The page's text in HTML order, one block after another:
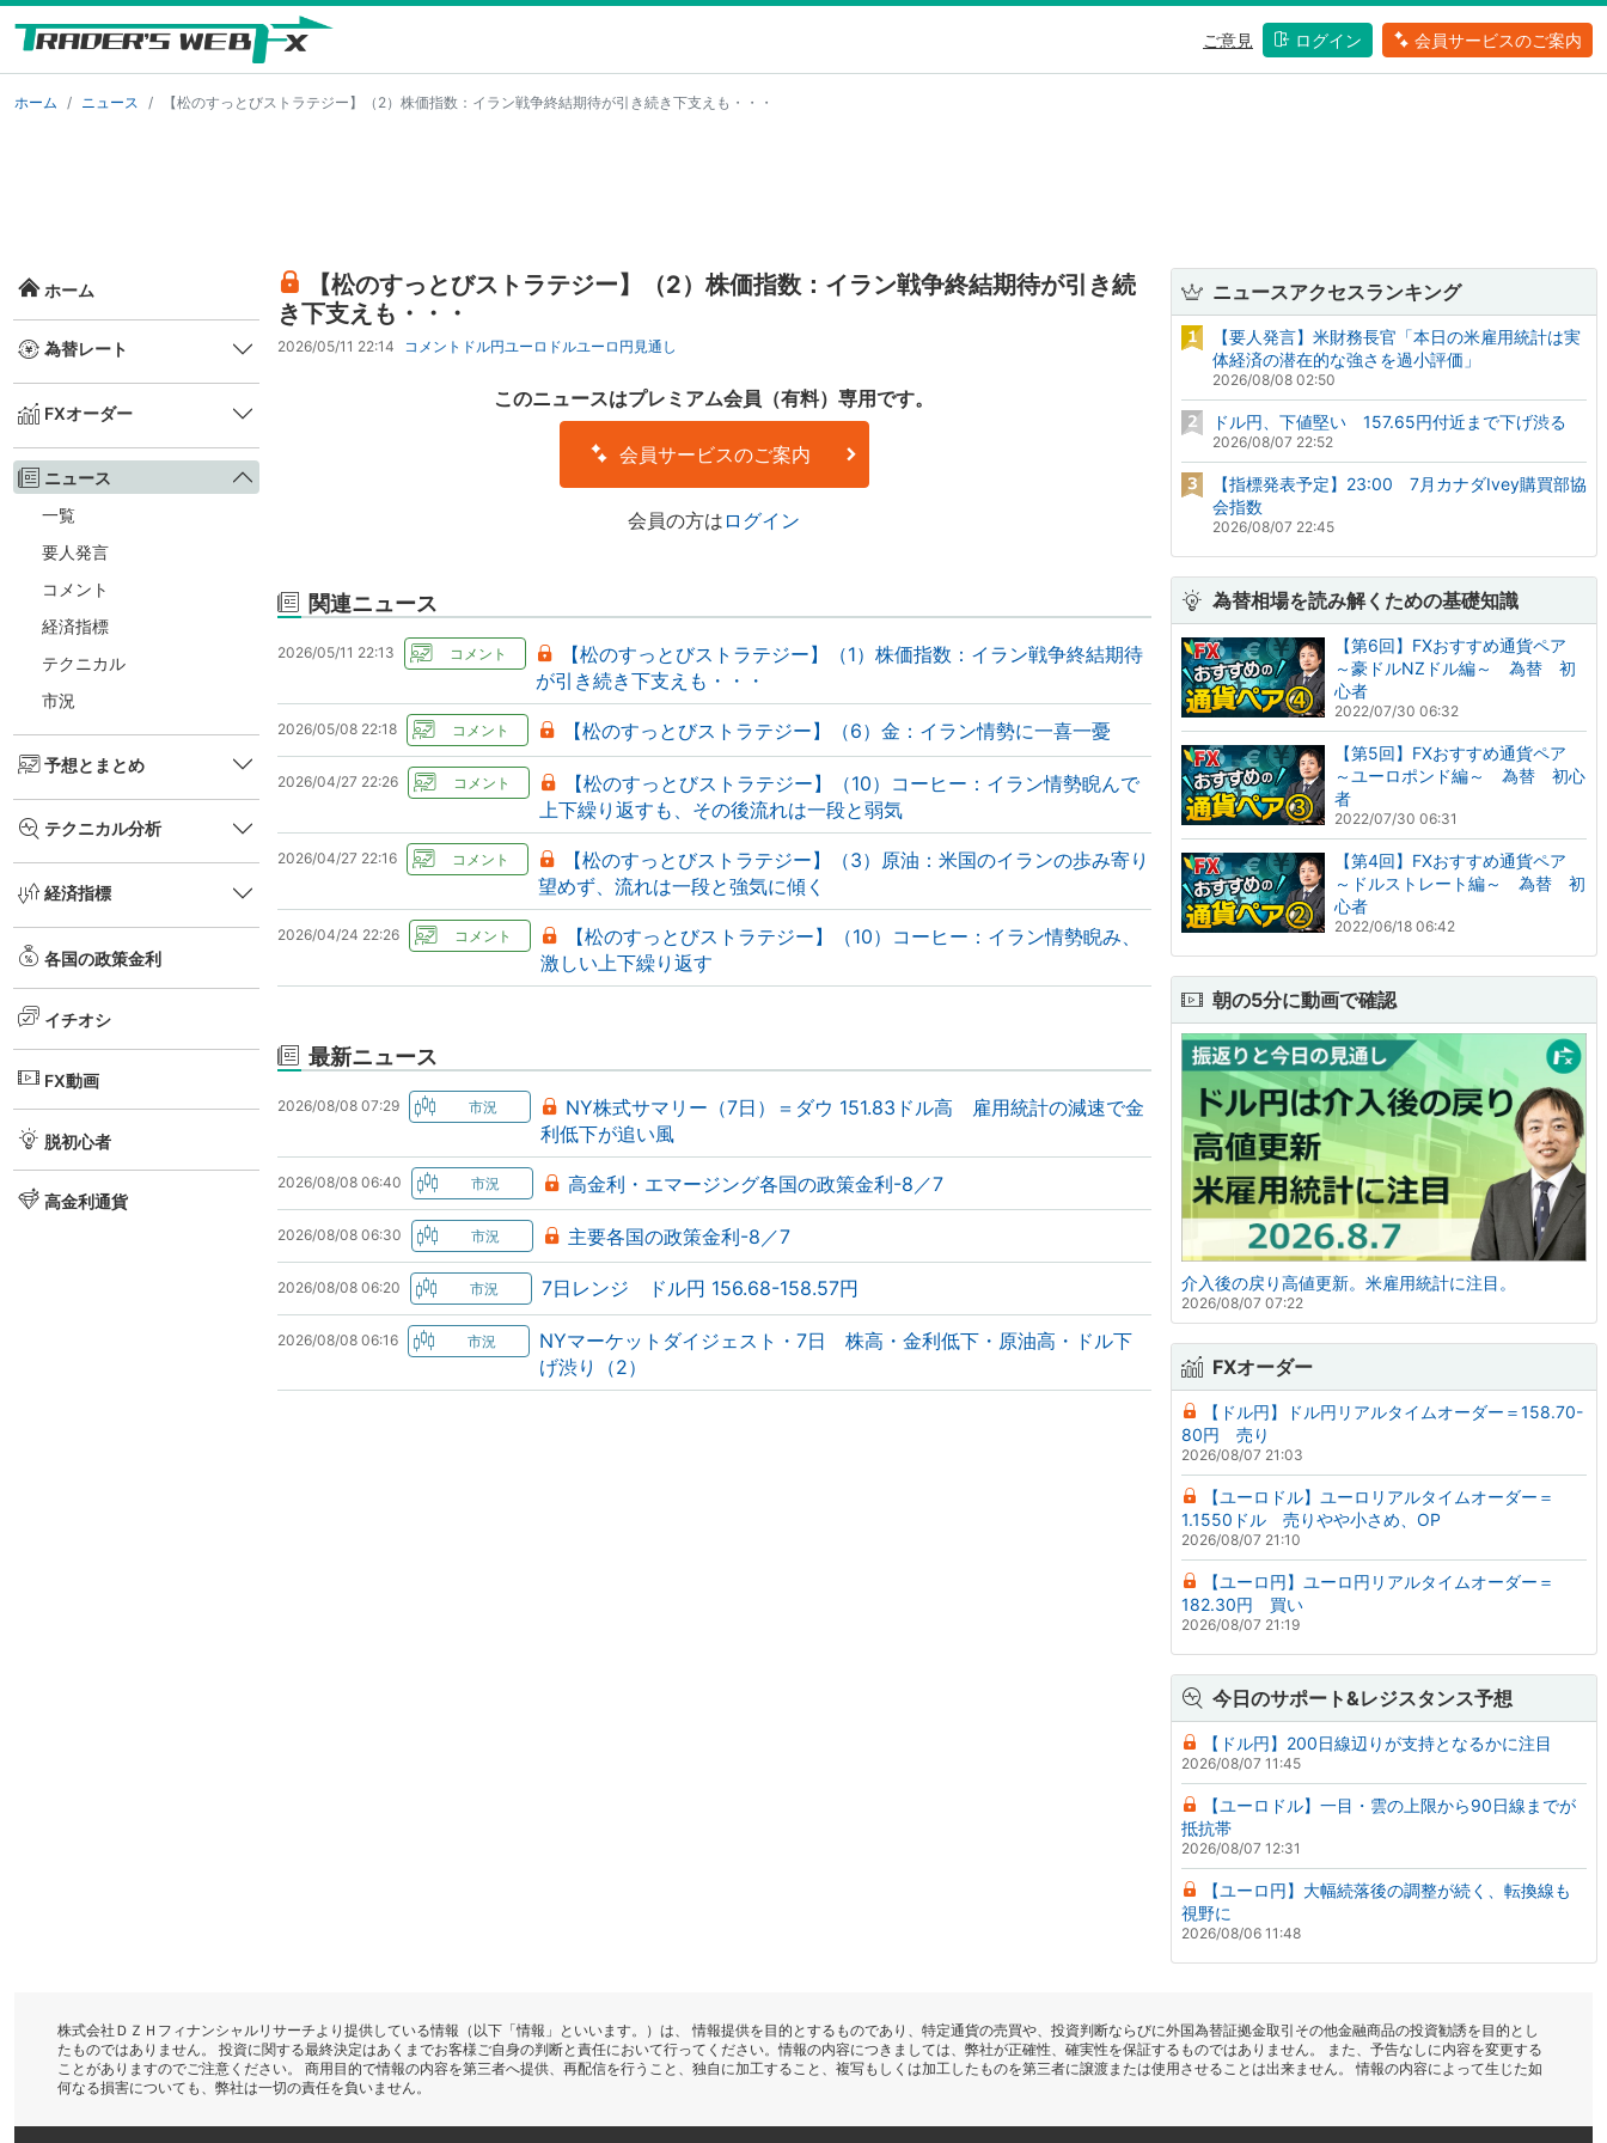
ご意見 ログイン 会員サービスのご案内
ホーム ニュース 【松のすっとびストラテジー】（2）株価指数：イラン戦争終結期待が引き続き下支えも・・・
ホーム
為替レート
FXオーダー
ニュース
一覧
要人発言
コメント
経済指標
テクニカル
市況
予想とまとめ
テクニカル分析
経済指標
各国の政策金利
イチオシ
FX動画
脱初心者
高金利通貨
【松のすっとびストラテジー】（2）株価指数：イラン戦争終結期待が引き続
き下支えも・・・
2026/05/11 22:14 コメント ドル円ユーロドルユーロ円 見通し
このニュースはプレミアム会員（有料）専用です。
会員サービスのご案内
会員の方は ログイン
関連ニュース
2026/05/11 22:13
【松のすっとびストラテジー】（1）株価指数：イラン戦争終結期待
が引き続き下支えも・・・
2026/05/08 22:18 【松のすっとびストラテジー】（6）金：イラン情勢に一喜一憂
2026/04/27 22:26
【松のすっとびストラテジー】（10）コーヒー：イラン情勢睨んで
上下繰り返すも、その後流れは一段と弱気
2026/04/27 22:16
【松のすっとびストラテジー】（3）原油：米国のイランの歩み寄り
望めず、流れは一段と強気に傾く
2026/04/24 22:26
【松のすっとびストラテジー】（10）コーヒー：イラン情勢睨み、
激しい上下繰り返す
最新ニュース
2026/08/08 07:29
NY株式サマリー（7日）＝ダウ 151.83ドル高 雇用統計の減速で金
利低下が追い風
2026/08/08 06:40 高金利・エマージング各国の政策金利-8／7
2026/08/08 06:30 主要各国の政策金利-8／7
2026/08/08 06:20 7日レンジ ドル円 156.68-158.57円
2026/08/08 06:16
NYマーケットダイジェスト・7日 株高・金利低下・原油高・ドル下
げ渋り（2）
ニュースアクセスランキング
【要人発言】米財務長官「本日の米雇用統計は実
体経済の潜在的な強さを過小評価」
2026/08/08 02:50
ドル円、下値堅い 157.65円付近まで下げ渋る
2026/08/07 22:52
【指標発表予定】23:00 7月カナダIvey購買部協
会指数
2026/08/07 22:45
為替相場を読み解くための基礎知識
【第6回】FXおすすめ通貨ペア
～豪ドルNZドル編～ 為替 初
心者
2022/07/30 06:32
【第5回】FXおすすめ通貨ペア
～ユーロポンド編～ 為替 初心
者
2022/07/30 06:31
【第4回】FXおすすめ通貨ペア
～ドルストレート編～ 為替 初
心者
2022/06/18 06:42
朝の5分に動画で確認
介入後の戻り高値更新。米雇用統計に注目。
2026/08/07 07:22
FXオーダー
【ドル円】ドル円リアルタイムオーダー＝158.70-
80円 売り
2026/08/07 21:03
【ユーロドル】ユーロリアルタイムオーダー＝
1.1550ドル 売りやや小さめ、OP
2026/08/07 21:10
【ユーロ円】ユーロ円リアルタイムオーダー＝
182.30円 買い
2026/08/07 21:19
今日のサポート&レジスタンス予想
【ドル円】200日線辺りが支持となるかに注目
2026/08/07 11:45
【ユーロドル】一目・雲の上限から90日線までが
抵抗帯
2026/08/07 12:31
【ユーロ円】大幅続落後の調整が続く、転換線も
視野に
2026/08/06 11:48
株式会社ＤＺＨフィナンシャルリサーチより提供している情報（以下「情報」といいます。）は、 情報提供を目的とするものであり、特定通貨の売買や、投資判断ならびに外国為替証拠金取引その他金融商品の投資勧誘を目的とし
たものではありません。 投資に関する最終決定はあくまでお客様ご自身の判断と責任において行ってください。情報の内容につきましては、弊社が正確性、確実性を保証するものではありません。 また、予告なしに内容を変更する
ことがありますのでご注意ください。 商用目的で情報の内容を第三者へ提供、再配信を行うこと、独自に加工すること、複写もしくは加工したものを第三者に譲渡または使用させることは出来ません。 情報の内容によって生じた如
何なる損害についても、弊社は一切の責任を負いません。